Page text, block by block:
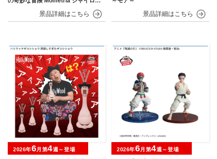
2026年6月第4週～登場 2026年6月第4週～登場